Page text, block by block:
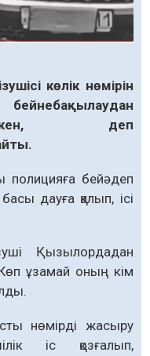
көлік нөмірін
деп
полицияға бейәдеп
дауға қалып, ісі
Қызылордадан
ұзамай оның кім
нөмірді жасыру
іс қозғалып,